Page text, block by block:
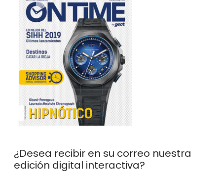
¿Desea recibir en su correo nuestra
edición digital interactiva?